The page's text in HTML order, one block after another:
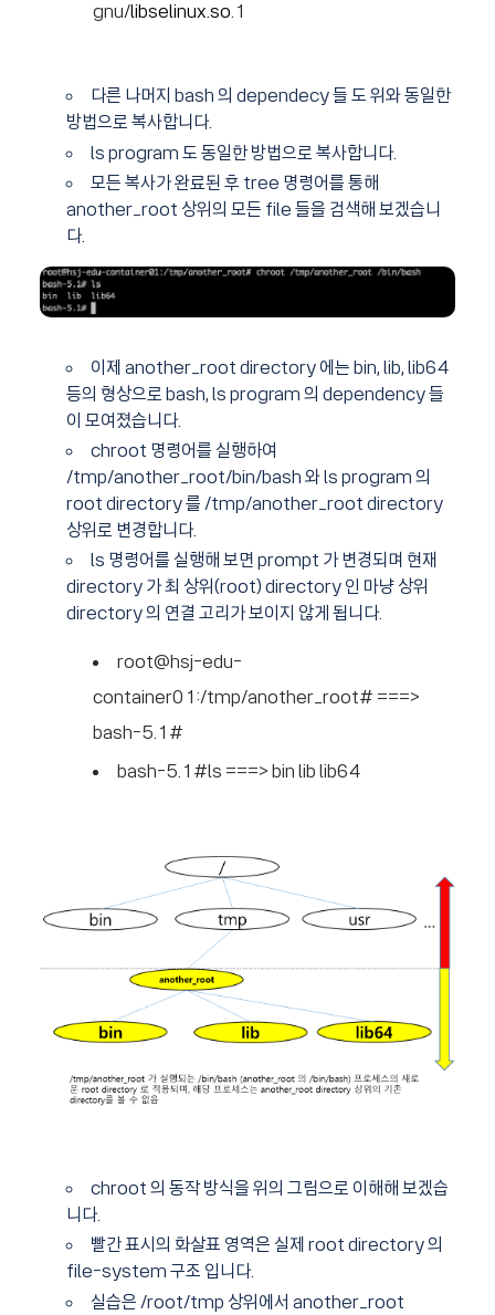
gnu/libselinux.so.1
다른 나머지 bash 의 dependecy 들 도 위와 동일한
방법으로 복사합니다.
ls program 도 동일한 방법으로 복사합니다.
모든 복사가 완료된 후 tree 명령어를 통해
another_root 상위의 모든 file 들을 검색해 보겠습니
다.
이제 another_root directory 에는 bin, lib, lib64
등의 형상으로 bash, ls program 의 dependency 들
이 모여졌습니다.
chroot 명령어를 실행하여
/tmp/another_root/bin/bash 와 ls program 의
root directory 를 /tmp/another_root directory
상위로 변경합니다.
ls 명령어를 실행해 보면 prompt 가 변경되며 현재
directory 가 최 상위(root) directory 인 마냥 상위
directory 의 연결 고리가 보이지 않게 됩니다.
root@hsj-edu-
container01:/tmp/another_root# ===>
bash-5.1#
bash-5.1#ls ===> bin lib lib64
chroot 의 동작 방식을 위의 그림으로 이해해 보겠습
니다.
빨간 표시의 화살표 영역은 실제 root directory 의
file-system 구조 입니다.
실습은 /root/tmp 상위에서 another_root